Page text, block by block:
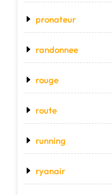
pronateur
randonnee
rouge
route
running
ryanair